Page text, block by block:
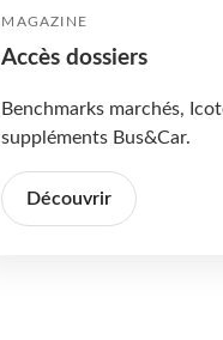
MAGAZINE
Accès dossiers
Benchmarks marchés,
suppléments Bus&Car.
Découvrir